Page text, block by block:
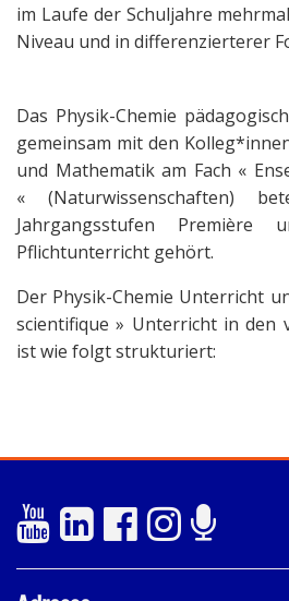
im Laufe der Schuljahre
Niveau und in differenzierterer
Das Physik-Chemie
gemeinsam mit den
und Mathematik am Fach «
« (Naturwissenschaften)
Jahrgangsstufen Première
Pflichtunterricht gehört.
Der Physik-Chemie Unterricht
scientifique » Unterricht in den
ist wie folgt strukturiert: